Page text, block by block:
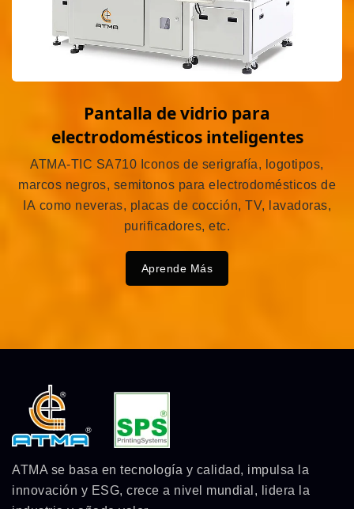
Pantalla de vidrio para
electrodomésticos inteligentes
ATMA-TIC SA710 Iconos de serigrafía, logotipos,
marcos negros, semitonos para electrodomésticos de
IA como neveras, placas de cocción, TV, lavadoras,
purificadores, etc.
Aprende Más
ATMA se basa en tecnología y calidad, impulsa la
innovación y ESG, crece a nivel mundial, lidera la